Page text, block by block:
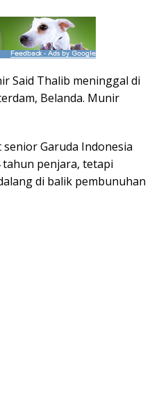
Said Thalib meninggal di
Belanda. Munir
Garuda Indonesia
tahun penjara, tetapi
di balik pembunuhan